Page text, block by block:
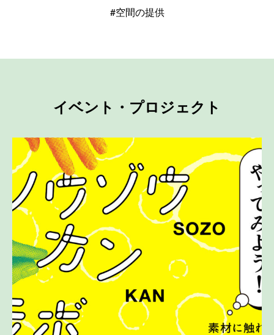
#空間の提供
イベント・プロジェクト